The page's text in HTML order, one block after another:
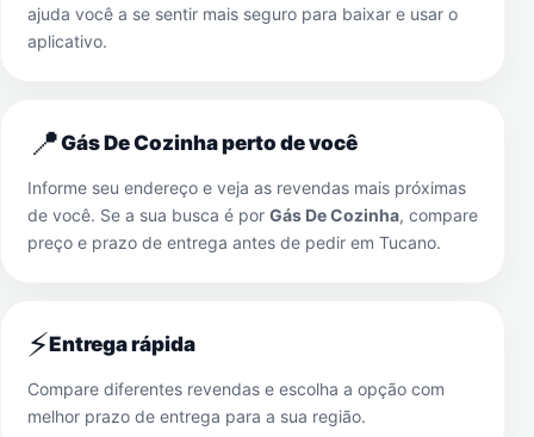
ajuda você a se sentir mais seguro para baixar e usar o
aplicativo.
📍Gás De Cozinha perto de você
Informe seu endereço e veja as revendas mais próximas
de você. Se a sua busca é por Gás De Cozinha, compare
preço e prazo de entrega antes de pedir em Tucano.
⚡Entrega rápida
Compare diferentes revendas e escolha a opção com
melhor prazo de entrega para a sua região.